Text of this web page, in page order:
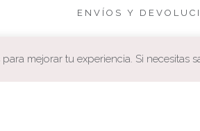
ENVÍOS Y
mejorar tu experiencia. Si necesitas